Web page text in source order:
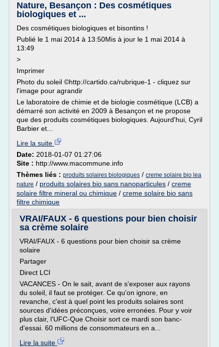
Nature, Besançon : Des cosmétiques
biologiques et ...
Des cosmétiques biologiques et bisontins !
Publié le 1 mai 2014 à 13:50Mis à jour le 1 mai 2014 à
13:49
>
Imprimer
Photo du soleil ©http://cartido.ca/rubrique-1 - cliquez sur
l'image pour agrandir
Le laboratoire de chimie et de biologie cosmétique (LCB) a
démarré son activité en 2009 à Besançon et ne propose
que des produits cosmétiques biologiques. Aujourd'hui, Cyril
Barbier et...
Lire la suite
Date: 2018-01-07 01:27:06
Site : http://www.macommune.info
Thèmes liés : produits solaires biologiques / creme solaire bio lea
nature / produits solaires bio sans nanoparticules / creme
solaire filtre mineral ou chimique / creme solaire bio sans
filtre chimique
VRAI/FAUX - 6 questions pour bien choisir
sa crème solaire
VRAI/FAUX - 6 questions pour bien choisir sa crème
solaire
Partager
Direct LCI
VACANCES - On le sait, avant de s'exposer aux rayons
du soleil, il faut se protéger. Ce qu'on ignore, en
revanche, c'est à quel point les produits solaires sont
sources d'idées préconçues, voire erronées. Pour y voir
plus clair, l'UFC-Que Choisir sort ce mardi son banc-
d'essai. 60 millions de consommateurs en a...
Lire la suite